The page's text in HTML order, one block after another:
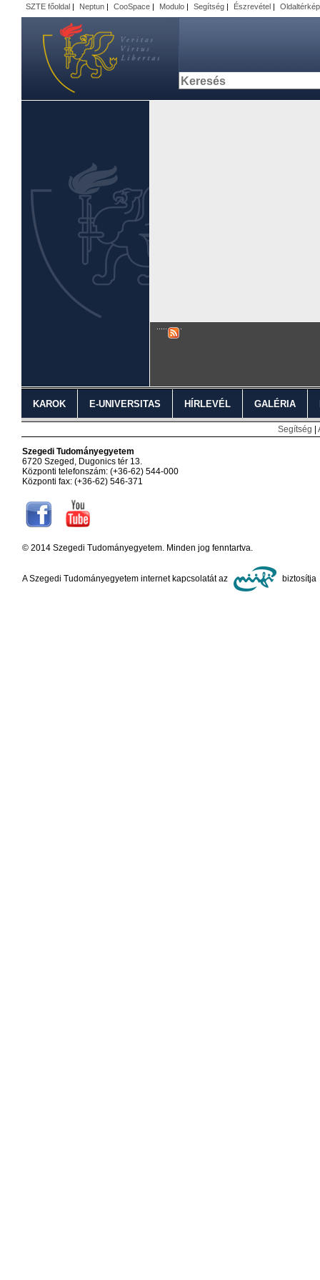
SZTE főoldal | Neptun | CooSpace | Modulo | Segítség | Észrevétel | Oldaltérkép
KAROK E-UNIVERSITAS HÍRLEVÉL GALÉRIA
Segítség
Szegedi Tudományegyetem
6720 Szeged, Dugonics tér 13.
Központi telefonszám: (+36-62) 544-000
Központi fax: (+36-62) 546-371
© 2014 Szegedi Tudományegyetem. Minden jog fenntartva.
A Szegedi Tudományegyetem internet kapcsolatát az biztosítja